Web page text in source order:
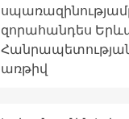
զորահանդես
առթիվ